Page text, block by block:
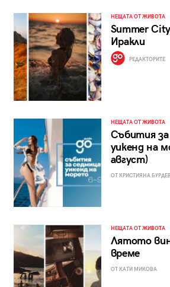
НЕЩАТА ОТ ЖИВОТА
Summer
Иракли
РЕДАКТОРИТЕ
НЕЩАТА ОТ ЖИВОТА
Събития
уикенд на
август)
ОТ КРИСТИЯНА
НЕЩАТА ОТ ЖИВОТА
Лятото
време
ОТ КАТИ МИКОВА